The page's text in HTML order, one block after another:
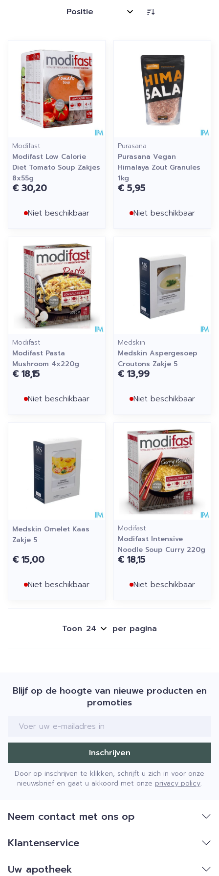
Sorteer op:
Modifast
Modifast Low Calorie
Diet Tomato Soup Zakjes
8x55g
€ 30,20
Niet beschikbaar
Purasana
Purasana Vegan
Himalaya Zout Granules
1kg
€ 5,95
Niet beschikbaar
Modifast
Modifast Pasta
Mushroom 4x220g
€ 18,15
Niet beschikbaar
Medskin
Medskin Aspergesoep
Croutons Zakje 5
€ 13,99
Niet beschikbaar
Medskin Omelet Kaas
Zakje 5
€ 15,00
Niet beschikbaar
Modifast
Modifast Intensive
Noodle Soup Curry 220g
€ 18,15
Niet beschikbaar
Toon per pagina
Blijf op de hoogte van nieuwe producten en
promoties
E-mail adres
Inschrijven
Door op inschrijven te klikken, schrijft u zich in voor onze
nieuwsbrief en gaat u akkoord met onze privacy policy.
Neem contact met ons op
Klantenservice
Uw apotheek